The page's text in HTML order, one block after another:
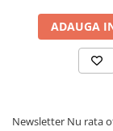
ADAUGA
Newsletter Nu rata